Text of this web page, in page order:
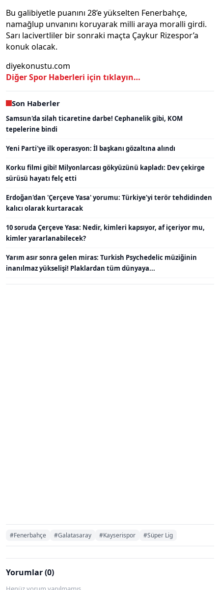
Bu galibiyetle puanını 28’e yükselten Fenerbahçe,
namağlup unvanını koruyarak milli araya moralli girdi.
Sarı lacivertliler bir sonraki maçta Çaykur Rizespor’a
konuk olacak.
diyekonustu.com
Diğer Spor Haberleri için tıklayın…
Son Haberler
Samsun'da silah ticaretine darbe! Cephanelik gibi, KOM
tepelerine bindi
Yeni Parti'ye ilk operasyon: İl başkanı gözaltına alındı
Korku filmi gibi! Milyonlarcası gökyüzünü kapladı: Dev çekirge
sürüsü hayatı felç etti
Erdoğan'dan 'Çerçeve Yasa' yorumu: Türkiye’yi terör tehdidinden
kalıcı olarak kurtaracak
10 soruda Çerçeve Yasa: Nedir, kimleri kapsıyor, af içeriyor mu,
kimler yararlanabilecek?
Yarım asır sonra gelen miras: Turkish Psychedelic müziğinin
inanılmaz yükselişi! Plaklardan tüm dünyaya...
#Fenerbahçe #Galatasaray #Kayserispor #Süper Lig
Yorumlar (0)